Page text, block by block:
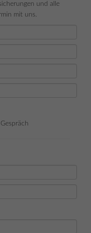
und alle
mit uns.